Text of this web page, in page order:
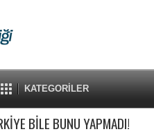
KATEGORİLER
BİLE BUNU YAPMADI!